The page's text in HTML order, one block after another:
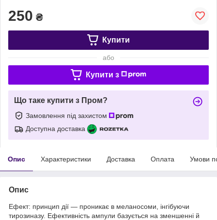
250 ₴
Купити
або
Купити з
Що таке купити з Пром?
Замовлення під захистом
Доступна доставка
Опис Характеристики Доставка Оплата Умови
Опис
Ефект: принцип дії — проникає в меланосоми, інгібуючи
тирозиназу. Ефективність ампули базується на зменшенні й